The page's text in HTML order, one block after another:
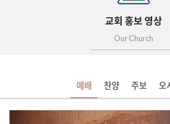
교회 홍보 영상
Our Church
예배 찬양 주보 오